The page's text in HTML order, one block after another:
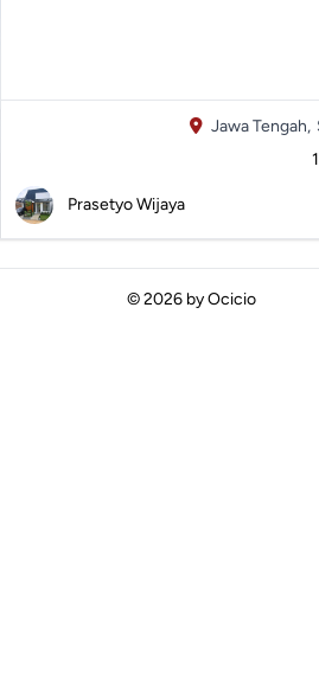
Jawa Tengah,
Prasetyo Wijaya
© 2026 byOcicio